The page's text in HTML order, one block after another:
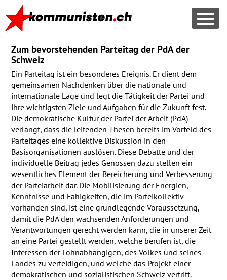
Zum bevorstehenden Parteitag der PdA der
Schweiz
Ein Parteitag ist ein besonderes Ereignis. Er dient dem
gemeinsamen Nachdenken über die nationale und
internationale Lage und legt die Tätigkeit der Partei und
ihre wichtigsten Ziele und Aufgaben für die Zukunft fest.
Die demokratische Kultur der Partei der Arbeit (PdA)
verlangt, dass die leitenden Thesen bereits im Vorfeld des
Parteitages eine kollektive Diskussion in den
Basisorganisationen auslösen. Diese Debatte und der
individuelle Beitrag jedes Genossen dazu stellen ein
wesentliches Element der Bereicherung und Verbesserung
der Parteiarbeit dar. Die Mobilisierung der Energien,
Kenntnisse und Fähigkeiten, die im Parteikollektiv
vorhanden sind, ist eine grundlegende Voraussetzung,
damit die PdA den wachsenden Anforderungen und
Verantwortungen gerecht werden kann, die in unserer Zeit
an eine Partei gestellt werden, welche berufen ist, die
Interessen der Lohnabhängigen, des Volkes und seines
Landes zu verteidigen, und welche das Projekt einer
demokratischen und sozialistischen Schweiz vertritt.